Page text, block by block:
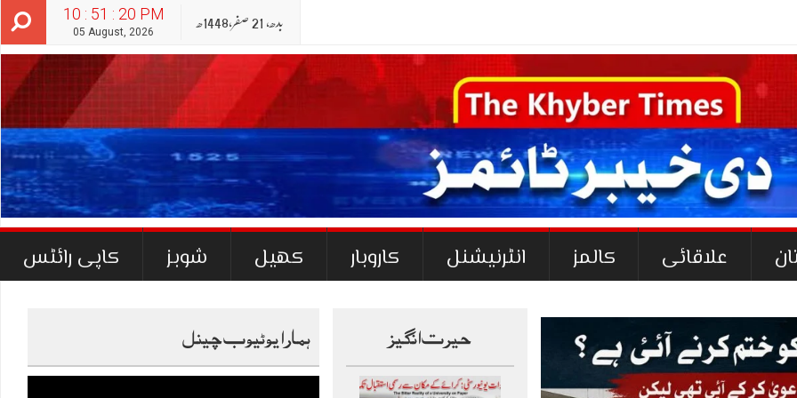
10 : 51 : 21 PM
05 August, 2026
بدھ‬‮, 21 صفر‬,1448ھ
علاقائی کالمز انٹرنیشنل کاروبار کھیل شوبز کاپی رائٹس
ہمارا یوٹیوب چینل حیرت انگیز